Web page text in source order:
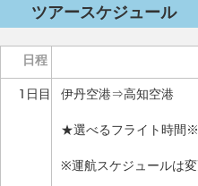
ツアースケジュール
日程
1日目
伊丹空港⇒高知空港
★選べるフライト時間※
※運航スケジュールは